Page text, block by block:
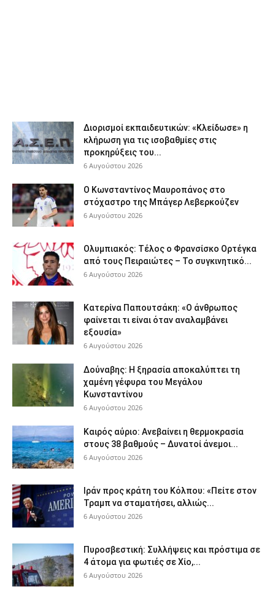
Διορισμοί εκπαιδευτικών: «Κλείδωσε» η
κλήρωση για τις ισοβαθμίες στις
προκηρύξεις του...
6 Αυγούστου 2026
Ο Κωνσταντίνος Μαυροπάνος στο
στόχαστρο της Μπάγερ Λεβερκούζεν
6 Αυγούστου 2026
Ολυμπιακός: Τέλος ο Φρανσίσκο Ορτέγκα
από τους Πειραιώτες – Το συγκινητικό...
6 Αυγούστου 2026
Κατερίνα Παπουτσάκη: «Ο άνθρωπος
φαίνεται τι είναι όταν αναλαμβάνει
εξουσία»
6 Αυγούστου 2026
Δούναβης: Η ξηρασία αποκαλύπτει τη
χαμένη γέφυρα του Μεγάλου
Κωνσταντίνου
6 Αυγούστου 2026
Καιρός αύριο: Ανεβαίνει η θερμοκρασία
στους 38 βαθμούς – Δυνατοί άνεμοι...
6 Αυγούστου 2026
Ιράν προς κράτη του Κόλπου: «Πείτε στον
Τραμπ να σταματήσει, αλλιώς...
6 Αυγούστου 2026
Πυροσβεστική: Συλλήψεις και πρόστιμα σε
4 άτομα για φωτιές σε Χίο,...
6 Αυγούστου 2026